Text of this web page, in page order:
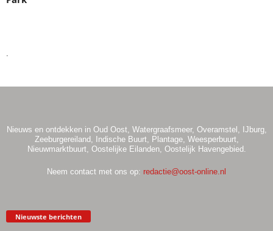
Nieuws en ontdekken in Oud Oost, Watergraafsmeer, Overamstel, IJburg,
Zeeburgereiland, Indische Buurt, Plantage, Weesperbuurt,
Nieuwmarktbuurt, Oostelijke Eilanden, Oostelijk Havengebied.
Neem contact met ons op: redactie@oost-online.nl
Nieuwste berichten